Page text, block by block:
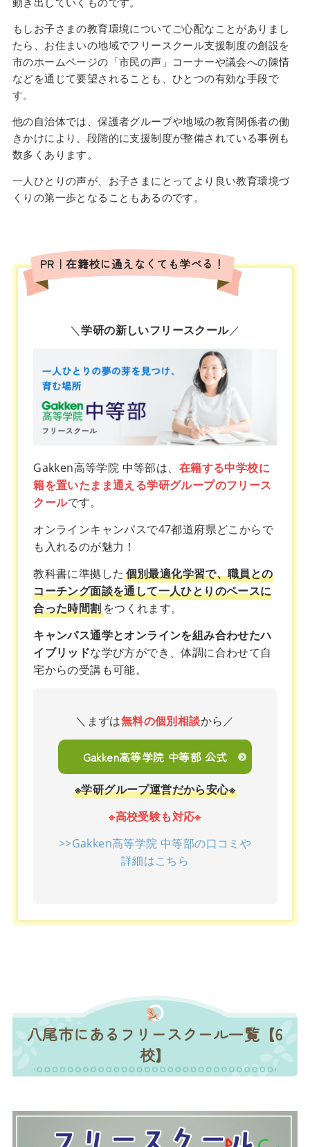
もしお子さまの教育環境についてご心配なことがありまし
たら、お住まいの地域でフリースクール支援制度の創設を
市のホームページの「市民の声」コーナーや議会への陳情
などを通じて要望されることも、ひとつの有効な手段で
す。
他の自治体では、保護者グループや地域の教育関係者の働
きかけにより、段階的に支援制度が整備されている事例も
数多くあります。
一人ひとりの声が、お子さまにとってより良い教育環境づ
くりの第一歩となることもあるのです。
PR｜在籍校に通えなくても学べる！
＼学研の新しいフリースクール／
Gakken高等学院 中等部は、 在籍する中学校に
籍を置いたまま通える学研グループのフリース
クールです。
オンラインキャンパスで47都道府県どこからで
も入れるのが魅力！
教科書に準拠した 個別最適化学習で、職員との
コーチング面談を通して一人ひとりのペースに
合った時間割をつくれます。
キャンパス通学とオンラインを組み合わせたハ
イブリッドな学び方ができ、体調に合わせて自
宅からの受講も可能。
＼まずは無料の個別相談から／
Gakken高等学院 中等部 公式
※学研グループ運営だから安心※
※高校受験も対応※
>>Gakken高等学院 中等部の口コミや
詳細はこちら
八尾市にあるフリースクール一覧【6
校】